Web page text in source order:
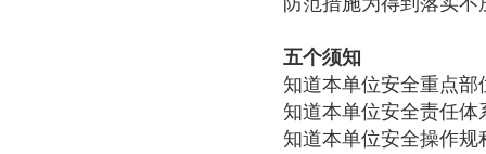
五个须知
知道本单位安全重点部
知道本单位安全责任体
知道本单位安全操作规